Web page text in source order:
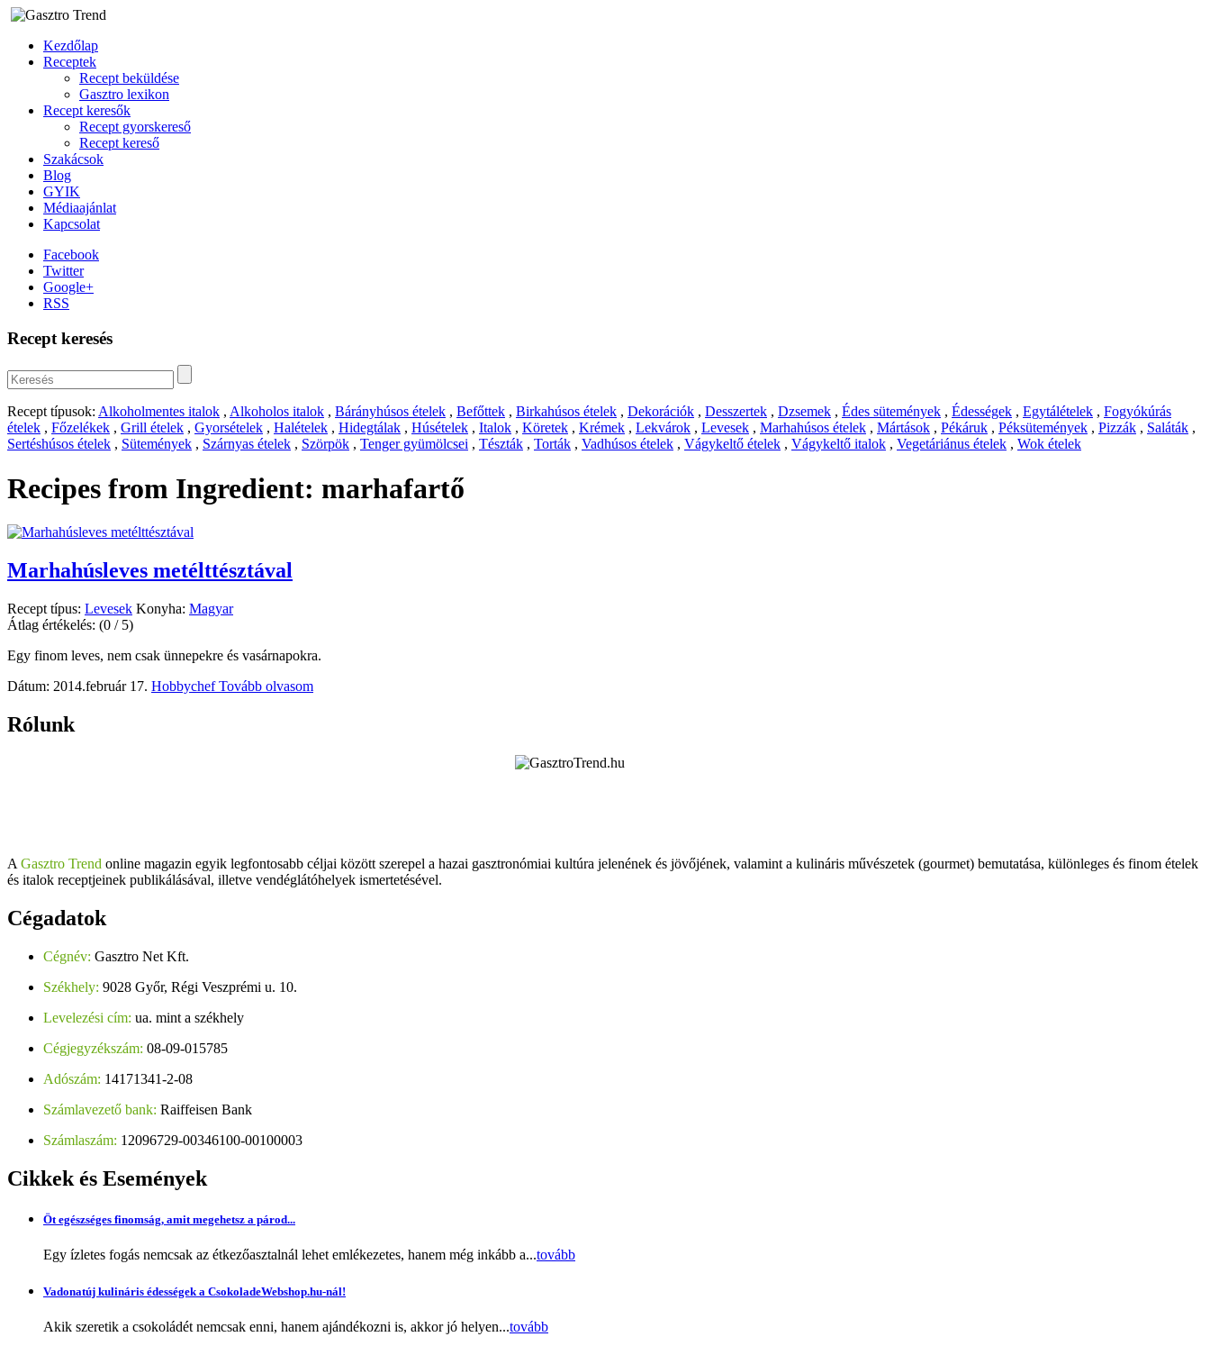
Kezdőlap
Receptek
Recept beküldése
Gasztro lexikon
Recept keresők
Recept gyorskereső
Recept kereső
Szakácsok
Blog
GYIK
Médiaajánlat
Kapcsolat
Facebook
Twitter
Google+
RSS
Recept keresés
Recept típusok: Alkoholmentes italok , Alkoholos italok , Bárányhúsos ételek , Befőttek , Birkahúsos ételek , Dekorációk , Desszertek , Dzsemek , Édes sütemények , Édességek , Egytálételek , Fogyókúrás
ételek , Főzelékek , Grill ételek , Gyorsételek , Halételek , Hidegtálak , Húsételek , Italok , Köretek , Krémek , Lekvárok , Levesek , Marhahúsos ételek , Mártások , Pékáruk , Péksütemények , Pizzák , Saláták ,
Sertéshúsos ételek , Sütemények , Szárnyas ételek , Szörpök , Tenger gyümölcsei , Tészták , Torták , Vadhúsos ételek , Vágykeltő ételek , Vágykeltő italok , Vegetáriánus ételek , Wok ételek
Recipes from Ingredient: marhafartő
Marhahúsleves metélttésztával
Recept típus: Levesek Konyha: Magyar
Átlag értékelés: (0 / 5)
Egy finom leves, nem csak ünnepekre és vasárnapokra.
Dátum: 2014.február 17. HobbychefTovább olvasom
Rólunk
A Gasztro Trend online magazin egyik legfontosabb céljai között szerepel a hazai gasztronómiai kultúra jelenének és jövőjének, valamint a kulináris művészetek (gourmet) bemutatása, különleges és finom ételek
és italok receptjeinek publikálásával, illetve vendéglátóhelyek ismertetésével.
Cégadatok
Cégnév: Gasztro Net Kft.
Székhely: 9028 Győr, Régi Veszprémi u. 10.
Levelezési cím: ua. mint a székhely
Cégjegyzékszám: 08-09-015785
Adószám: 14171341-2-08
Számlavezető bank: Raiffeisen Bank
Számlaszám: 12096729-00346100-00100003
Cikkek és Események
Öt egészséges finomság, amit megehetsz a párod...
Egy ízletes fogás nemcsak az étkezőasztalnál lehet emlékezetes, hanem még inkább a...tovább
Vadonatúj kulináris édességek a CsokoladeWebshop.hu-nál!
Akik szeretik a csokoládét nemcsak enni, hanem ajándékozni is, akkor jó helyen...tovább